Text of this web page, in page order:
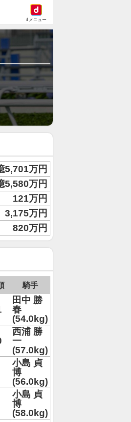
dメニュー
5,701万円
5,580万円
121万円
3,175万円
820万円
騎手
田中 勝
春
(54.0kg)
西浦 勝
一
(57.0kg)
小島 貞
博
(56.0kg)
小島 貞
博
(58.0kg)